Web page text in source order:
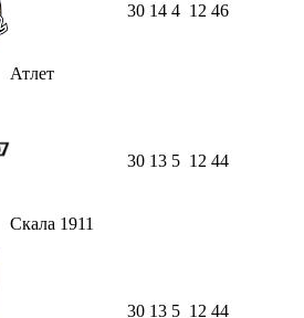
Атлет
30 14 4 12 46
Скала 1911
30 13 5 12 44
30 13 5 12 44